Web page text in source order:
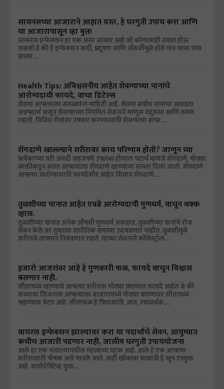
सायनसच्या आजाराने आहात ग्रस्त, हे घरगुती उपाय करा आणि
या आजारापासून व्हा मुक्त
सायनस इन्फेक्शन हा एक असा आजार आहे जो कोणत्याही वयात होऊ
शकतो हे की हे इन्फेक्शन सर्दी, प्रदूषण आणि अ‍ॅलर्जीमुळे होते मात्र याचा त्रास
झाला…
Health Tips: अविश्वसनीय आहेत शेवग्याच्या पानांचे
आरोग्यदायी फायदे, वाचा डिटेल्स
शेवगा आपल्याला सगळ्यांना माहिती आहे. शेवगा बर्याच जणांचा आवडता
अन्नपदार्थ असून शेवग्याच्या नियमित सेवनाने माणूस तंदुरुस्त आणि तरुण
राहतो. विविध रोगांवर उपचार करण्यासाठी शेवग्याचा वापर…
शेंगदाणे खाल्ल्याने शरीरावर काय परिणाम होतो? जाणून घ्या
प्रत्येकाच्या घरी अगदी सहजपणे उपलब्ध होणारा पदार्थ म्हणजे शेंगदाणे, मोठ्या
व्यक्तींकडून सतत आपल्याला शेंगदाणे खाण्याचा सल्ला दिला जातो. शेंगदाणे
आपल्या आरोग्यासाठी फायदेशीर आहेत शिवाय शेंगदाणे…
तुळशीच्या पानात आहेत एवढे आरोग्यदायी गुणधर्म, वाचून थक्क
व्हाल.
तुळशीच्या पानात अनेक औषधी गुणधर्म असतात. तुळशीच्या पानांचे रोज
सेवन केले तर तुम्हाला शारीरिक समस्या उदभवणार नाहीत. तुळशीमुळे
शरीराचे तापमान नियंत्रणात राहते. याच्या सेवनाने कोलेस्ट्रॉल…
हजारो आजरांवर आहे हे गुणकारी फळ, फायदे वाचून विश्वास
बसणार नाही.
सीताफळ खाण्याचे आपल्या शरीरास मोठ्या प्रमाणात फायदे आहेत जे की
सध्याचा सिजनला आपल्याला बाजारामध्ये मोठ्या प्रमाणावर सीताफळ
पाहण्यास भेटत आहे. सीताफळ हे पित्तासाठी, वात, रक्तवर्धक,…
वायरल इन्फेक्शन झाल्यावर करा या पदार्थाचे सेवन, आयुष्यात
कधीच आजारी पडणार नाही, जालीम घरगुती उपाययोजना
आले हा एक मसाल्यामधील महत्वाचा घटक आहे. आले हे एक आपल्या
शरीरासाठी पोषक असे मानले जाते. सर्दी खोकला यासाठी हे खुप उपयुक्त
आहे. बायोऍक्टिव्ह युक्त…